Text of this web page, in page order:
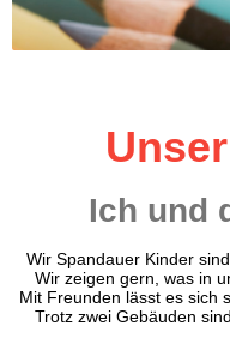
der
Ich und
Wir Spandauer Kinder
Wir zeigen gern, was in
Mit Freunden lässt es sich
Trotz zwei Gebäuden